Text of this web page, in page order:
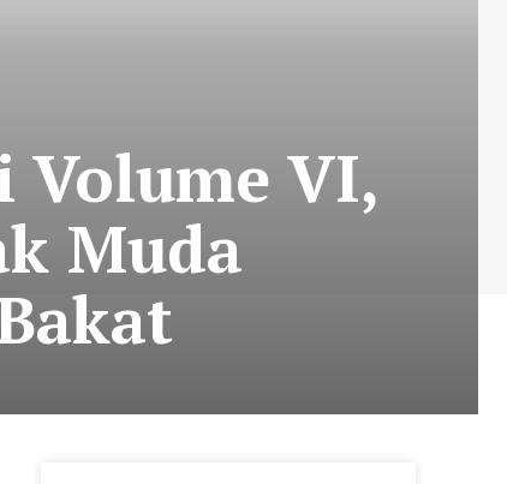
Volume VI,
Muda